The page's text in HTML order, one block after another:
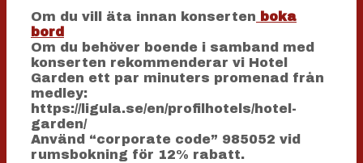
Om du vill äta innan konserten boka
bord
Om du behöver boende i samband med
konserten rekommenderar vi Hotel
Garden ett par minuters promenad från
medley:
https://ligula.se/en/profilhotels/hotel-
garden/
Använd “corporate code” 985052 vid
rumsbokning för 12% rabatt.